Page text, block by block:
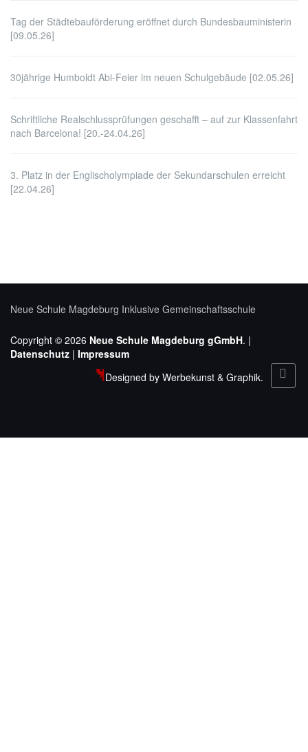
Tag der Städtebauförderung eröffnet durch Bundesbauministerin
[09.05.26]
30jährige Humboldt Abi-Feier im neuen Schulgebäude [02.05.26]
Schriftliche Realschlussprüfungen geschafft – auf zur Klassenfahrt
nach Barcelona! [20.-24.04.26]
3. Platz in der Englischolympiade der Sekundarschulen erreicht
[22.04.26]
Neue Schule Magdeburg Inklusive Gemeinschaftsschule
Copyright © 2026 Neue Schule Magdeburg gGmbH. |
Datenschutz | Impressum
Designed by Werbekunst & Graphik.